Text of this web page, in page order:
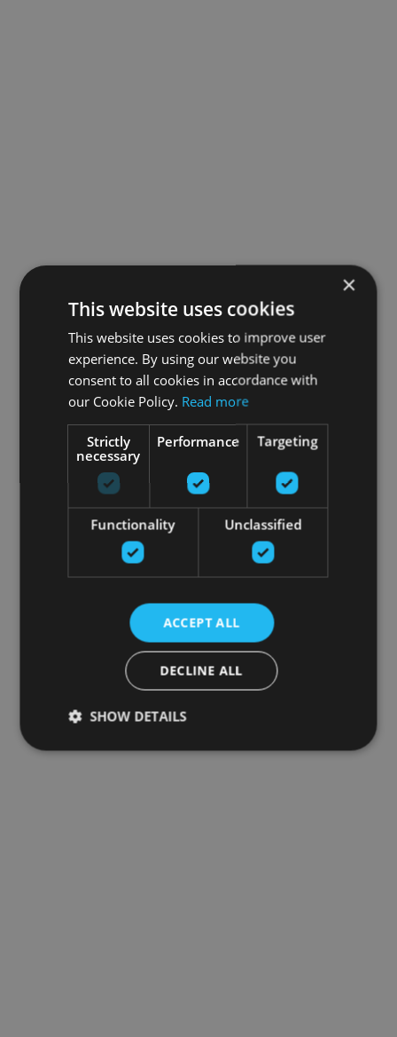
×
This website uses cookies
This website uses cookies to improve user
experience. By using our website you
consent to all cookies in accordance with
our Cookie Policy. Read more
Strictly
necessary
Performance Targeting
Functionality Unclassified
ACCEPT ALL
DECLINE ALL
SHOW DETAILS